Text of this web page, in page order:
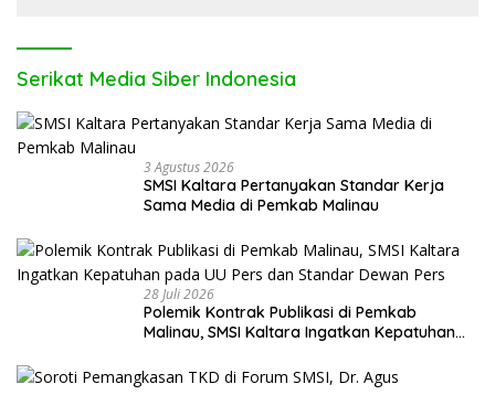
Serikat Media Siber Indonesia
3 Agustus 2026
SMSI Kaltara Pertanyakan Standar Kerja
Sama Media di Pemkab Malinau
28 Juli 2026
Polemik Kontrak Publikasi di Pemkab
Malinau, SMSI Kaltara Ingatkan Kepatuhan